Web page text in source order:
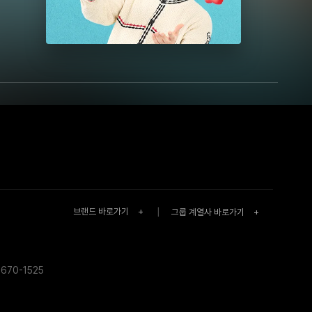
브랜드 바로가기 + 그룹 계열사 바로가기 +
1525